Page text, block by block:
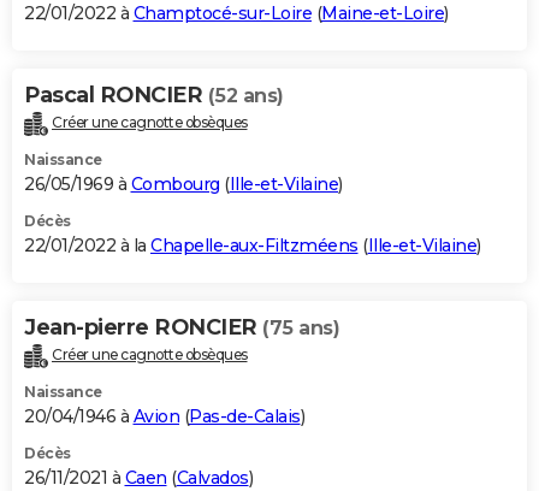
22/01/2022 à Champtocé-sur-Loire (Maine-et-Loire)
Pascal RONCIER (52 ans)
Créer une cagnotte obsèques
Naissance
26/05/1969 à Combourg (Ille-et-Vilaine)
Décès
22/01/2022 à la Chapelle-aux-Filtzméens (Ille-et-Vilaine)
Jean-pierre RONCIER (75 ans)
Créer une cagnotte obsèques
Naissance
20/04/1946 à Avion (Pas-de-Calais)
Décès
26/11/2021 à Caen (Calvados)